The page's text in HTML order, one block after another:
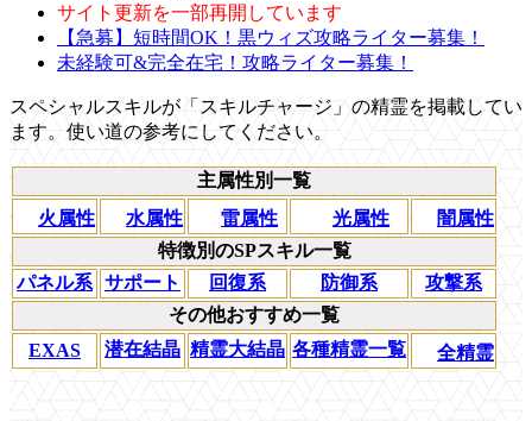
サイト更新を一部再開しています
【急募】短時間OK！黒ウィズ攻略ライター募集！
未経験可&完全在宅！攻略ライター募集！
スペシャルスキルが「スキルチャージ」の精霊を掲載してい
ます。使い道の参考にしてください。
主属性別一覧
火属性
水属性 雷属性 光属性
闇属性
特徴別のSPスキル一覧
パネル系 サポート 回復系 防御系
攻撃系
その他おすすめ一覧
EXAS
潜在結晶 精霊大結晶 各種精霊一覧 全精霊